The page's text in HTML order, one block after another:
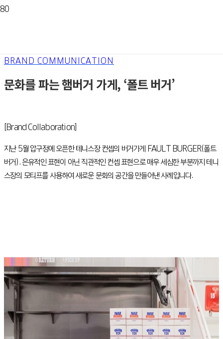
BRAND COMMUNICATION
문화를 파는 햄버거 가게, ‘폴트 버거’
[Brand Collaboration]
지난 5월 압구정에 오픈한 테니스장 컨셉의 버거가게 FAULT BURGER(폴트
버거). 은유적인 표현이 아닌 직관적인 컨셉 표현으로 매우 세심한 부분까지 테니
스장의 모티프를 사용하여 새로운 문화의 공간을 만들어낸 사례입니다.